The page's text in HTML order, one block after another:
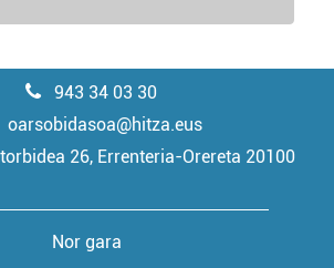
943 34 03 30
oarsobidasoa@hitza.eus
26, Errenteria-Orereta 20100
Nor gara